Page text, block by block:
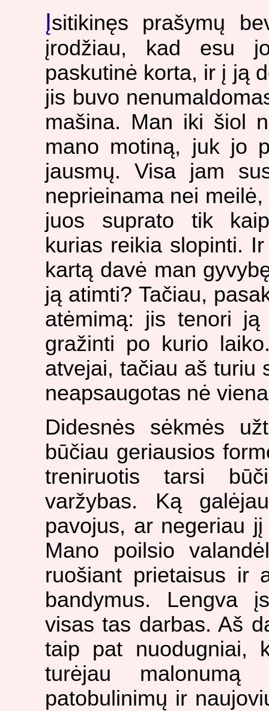
Įsitikinęs prašymų
įrodžiau, kad esu
paskutinė korta, ir į ją
jis buvo
mašina. Man iki šiol
mano motiną, juk jo
jausmų. Visa jam
neprieinama nei
juos suprato tik
kurias reikia slopinti.
kartą davė man
ją atimti? Tačiau,
atėmimą: jis tenori ją
gražinti po kurio
atvejai, tačiau aš turiu
neapsaugotas nė
Didesnės sėkmės
būčiau geriausios
treniruotis tarsi
varžybas. Ką
pavojus, ar negeriau
Mano poilsio
ruošiant prietaisus ir
bandymus. Lengva
visas tas darbas. Aš
taip pat
turėjau malonumą
patobulinimų ir